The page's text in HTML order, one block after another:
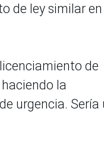
de ley similar en
de
la
urgencia. Sería